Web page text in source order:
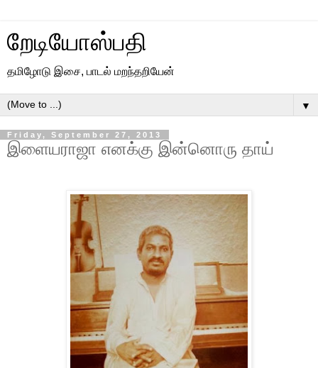
றேடியோஸ்பதி
தமிழோடு இசை, பாடல் மறந்தறியேன்
▼
Friday, September 27, 2013
இளையராஜா எனக்கு இன்னொரு தாய்